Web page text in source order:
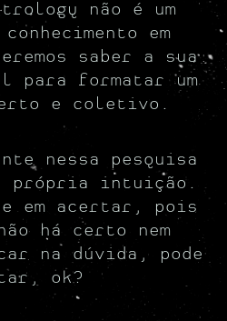
não é um
em
saber a sua
para formatar um
e coletivo.
nessa pesquisa
própria intuição.
em acertar, pois
há certo nem
na dúvida, pode
ok?